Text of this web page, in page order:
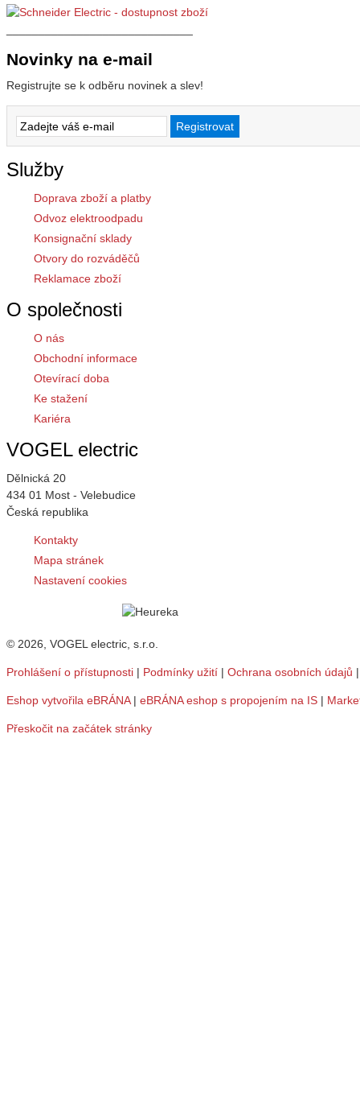
Novinky na e-mail
Registrujte se k odběru novinek a slev!
Služby
Doprava zboží a platby
Odvoz elektroodpadu
Konsignační sklady
Otvory do rozváděčů
Reklamace zboží
O společnosti
O nás
Obchodní informace
Otevírací doba
Ke stažení
Kariéra
VOGEL electric
Dělnická 20
434 01 Most - Velebudice
Česká republika
Kontakty
Mapa stránek
Nastavení cookies
© 2026, VOGEL electric, s.r.o.
Prohlášení o přístupnosti | Podmínky užití | Ochrana osobních údajů
Eshop vytvořila eBRÁNA| eBRÁNA eshop s propojením na IS |
Přeskočit na začátek stránky